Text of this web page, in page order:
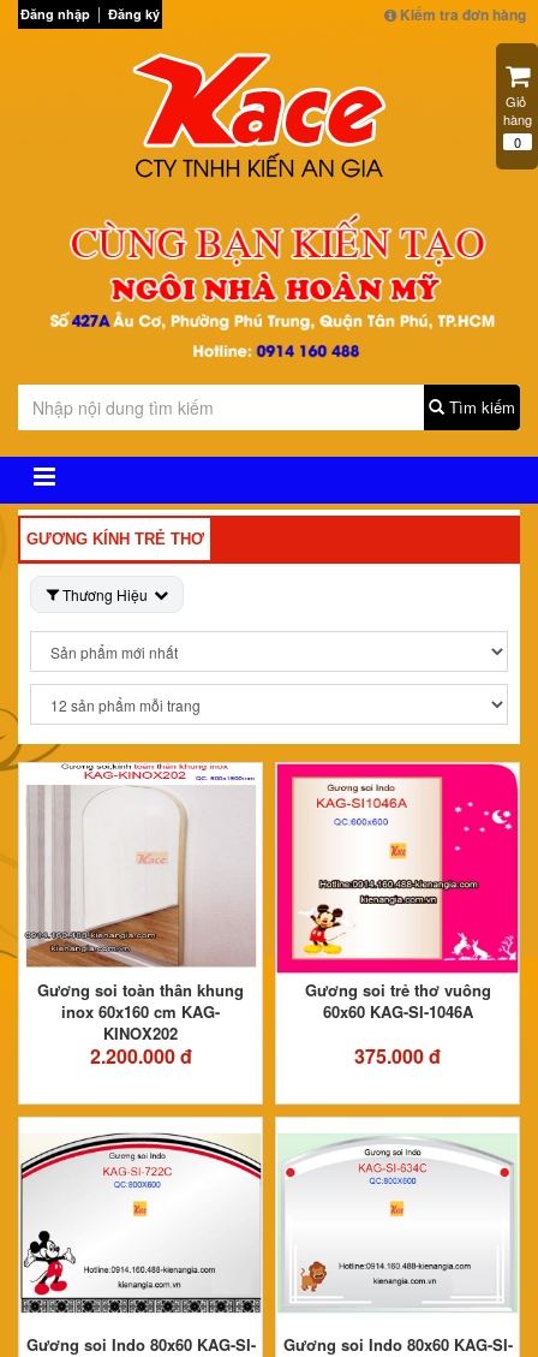
Đăng nhập Đăng ký Kiểm tra đơn hàng
Tìm kiếm
GƯƠNG KÍNH TRẺ THƠ
Thương Hiệu
Gương soi toàn thân khung
inox 60x160 cm KAG-
KINOX202
2.200.000 đ
Gương soi trẻ thơ vuông
60x60 KAG-SI-1046A
375.000 đ
Gương soi Indo 80x60 KAG-SI-
Gương soi Indo 80x60 KAG-SI-
Giỏ
hàng
0